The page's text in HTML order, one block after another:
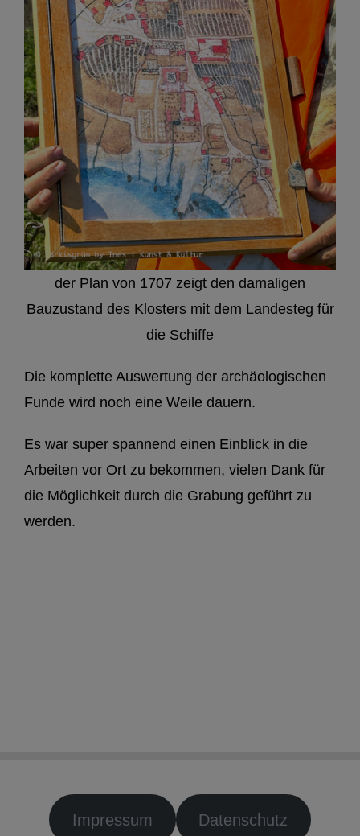
der Plan von 1707 zeigt den damaligen
Bauzustand des Klosters mit dem Landesteg für
die Schiffe
Die komplette Auswertung der archäologischen
Funde wird noch eine Weile dauern.
Es war super spannend einen Einblick in die
Arbeiten vor Ort zu bekommen, vielen Dank für
die Möglichkeit durch die Grabung geführt zu
werden.
Impressum Datenschutz